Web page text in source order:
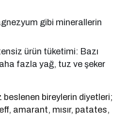
gibi minerallerin
ürün tüketimi: Bazı
fazla yağ, tuz ve şeker
beslenen bireylerin diyetleri;
amarant, mısır, patates,